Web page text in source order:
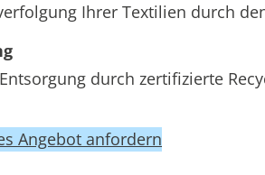
Ihrer Textilien durch
durch zertifizierte
Angebot anfordern